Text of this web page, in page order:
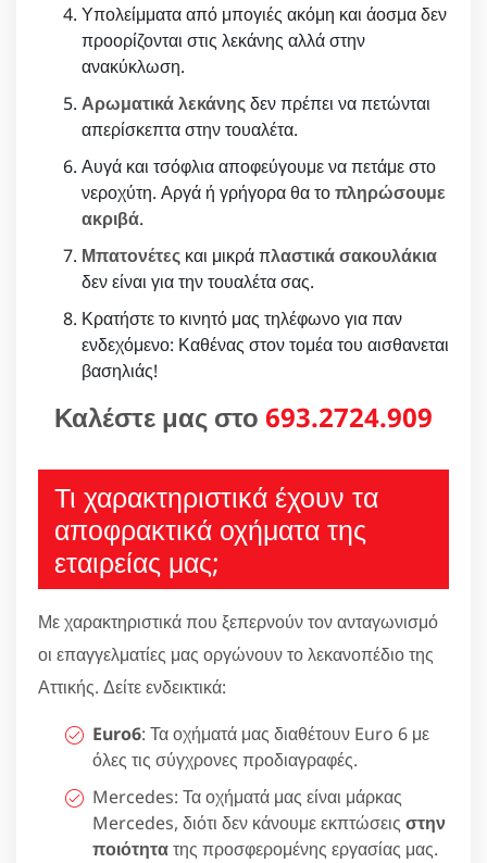
Υπολείμματα από μπογιές ακόμη και άοσμα δεν
προορίζονται στις λεκάνης αλλά στην
ανακύκλωση.
Αρωματικά λεκάνηςδεν πρέπει να πετώνται
απερίσκεπτα στην τουαλέτα.
Αυγά και τσόφλια αποφεύγουμε να πετάμε στο
νεροχύτη. Αργά ή γρήγορα θα τοπληρώσουμε
ακριβά.
Μπατονέτες και μικρά πλαστικά σακουλάκια
δεν είναι για την τουαλέτα σας.
Κρατήστε το κινητό μας τηλέφωνο για παν
ενδεχόμενο: Καθένας στον τομέα του αισθανεται
βασηλιάς!
Καλέστε μας στο 693.2724.909
Τι χαρακτηριστικά έχουν τα
αποφρακτικά οχήματα της
εταιρείας μας;
Με χαρακτηριστικά που ξεπερνούν τον ανταγωνισμό
οι επαγγελματίες μας οργώνουν το λεκανοπέδιο της
Αττικής. Δείτε ενδεικτικά:
Euro6: Τα οχήματά μας διαθέτουν Euro 6 με
όλες τις σύγχρονες προδιαγραφές.
Mercedes: Τα οχήματά μας είναι μάρκας
Mercedes, διότι δεν κάνουμε εκπτώσεις στην
ποιότητατης προσφερομένης εργασίας μας.